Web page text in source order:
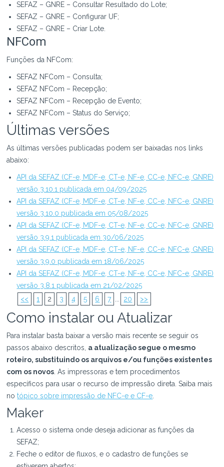
SEFAZ – GNRE – Consultar Resultado do Lote;
SEFAZ – GNRE – Configurar UF;
SEFAZ – GNRE – Criar Lote.
NFCom
Funções da NFCom:
SEFAZ NFCom – Consulta;
SEFAZ NFCom – Recepção;
SEFAZ NFCom – Recepção de Evento;
SEFAZ NFCom – Status do Serviço;
Últimas versões
As últimas versões publicadas podem ser baixadas nos links
abaixo:
API da SEFAZ (CF-e, MDF-e, CT-e, NF-e, CC-e, NFC-e, GNRE)
versão 3.10.1 publicada em 04/09/2025
API da SEFAZ (CF-e, MDF-e, CT-e, NF-e, CC-e, NFC-e, GNRE)
versão 3.10.0 publicada em 05/08/2025
API da SEFAZ (CF-e, MDF-e, CT-e, NF-e, CC-e, NFC-e, GNRE)
versão 3.9.1 publicada em 30/06/2025
API da SEFAZ (CF-e, MDF-e, CT-e, NF-e, CC-e, NFC-e, GNRE)
versão 3.9.0 publicada em 18/06/2025
API da SEFAZ (CF-e, MDF-e, CT-e, NF-e, CC-e, NFC-e, GNRE)
versão 3.8.1 publicada em 21/02/2025
<<
1 2 3 4 5 6 7 20 >>
Como instalar ou Atualizar
Para instalar basta baixar a versão mais recente se seguir os
passos abaixo descritos, a atualização segue o mesmo
roteiro, substituindo os arquivos e/ou funções existentes
com os novos . As impressoras e tem procedimentos
específicos para usar o recurso de impressão direta. Saiba mais
notópico sobre impressão de NFC-e e CF-e
Maker
Acesso o sistema onde deseja adicionar as funções da
SEFAZ;
Feche o editor de fluxos, e o cadastro de funções se